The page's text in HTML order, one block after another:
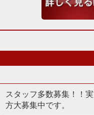
スタッフ多数募集！！
方大募集中です。